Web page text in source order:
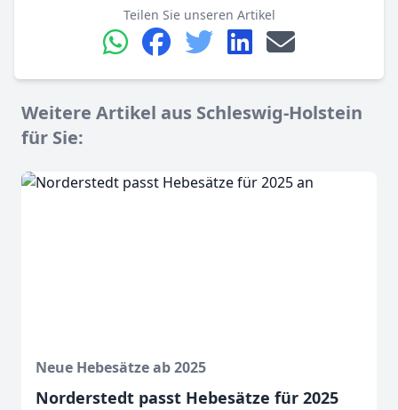
Teilen Sie unseren Artikel
Weitere Artikel aus Schleswig-Holstein
für Sie:
Neue Hebesätze ab 2025
Norderstedt passt Hebesätze für 2025